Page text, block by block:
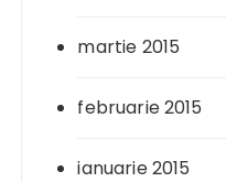
martie 2015
februarie 2015
ianuarie 2015